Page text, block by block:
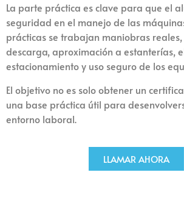
La parte práctica es clave para que el
seguridad en el manejo de las
prácticas se trabajan maniobras
descarga, aproximación a estanterías,
estacionamiento y uso seguro de los
El objetivo no es solo obtener un
una base práctica útil para
entorno laboral.
LLAMAR AHORA